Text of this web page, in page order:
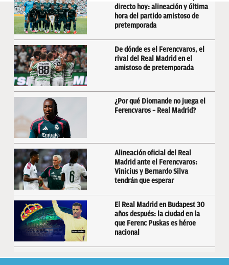
directo hoy: alineación y última
hora del partido amistoso de
pretemporada
De dónde es el Ferencvaros, el
rival del Real Madrid en el
amistoso de pretemporada
¿Por qué Diomande no juega el
Ferencvaros – Real Madrid?
Alineación oficial del Real
Madrid ante el Ferencvaros:
Vinicius y Bernardo Silva
tendrán que esperar
El Real Madrid en Budapest 30
años después: la ciudad en la
que Ferenc Puskas es héroe
nacional